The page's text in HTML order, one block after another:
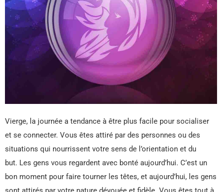
Vierge, la journée a tendance à être plus facile pour socialiser
et se connecter. Vous êtes attiré par des personnes ou des
situations qui nourrissent votre sens de l’orientation et du
but. Les gens vous regardent avec bonté aujourd’hui. C’est un
bon moment pour faire tourner les têtes, et aujourd’hui, les gens